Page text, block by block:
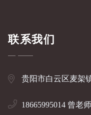
联系我们
贵阳市白云区麦架
18665995014 曾老师